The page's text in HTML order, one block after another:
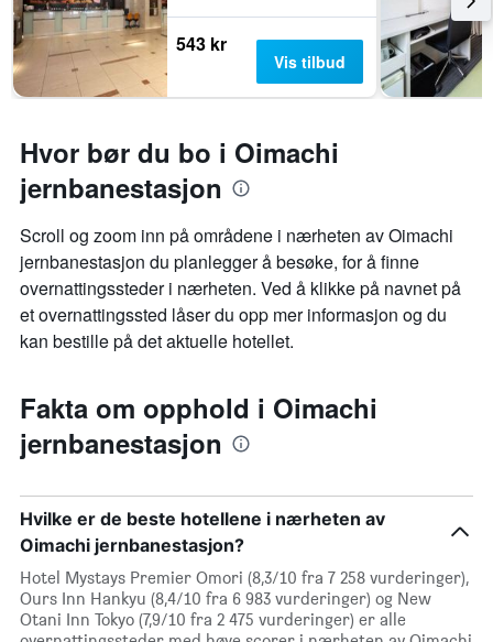
543 kr
Vis tilbud
Hvor bør du bo i Oimachi
jernbanestasjon
Scroll og zoom inn på områdene i nærheten av Oimachi
jernbanestasjon du planlegger å besøke, for å finne
overnattingssteder i nærheten. Ved å klikke på navnet på
et overnattingssted låser du opp mer informasjon og du
kan bestille på det aktuelle hotellet.
Fakta om opphold i Oimachi
jernbanestasjon
Hvilke er de beste hotellene i nærheten av
Oimachi jernbanestasjon?
Hotel Mystays Premier Omori (8,3/10 fra 7 258 vurderinger),
Ours Inn Hankyu (8,4/10 fra 6 983 vurderinger) og New
Otani Inn Tokyo (7,9/10 fra 2 475 vurderinger) er alle